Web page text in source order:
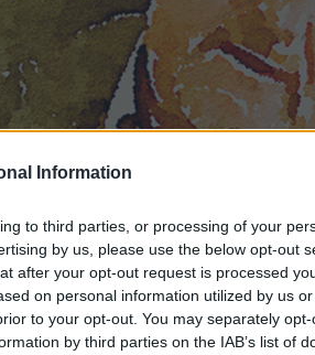
Information
to third parties, or processing of your
by us, please use the below opt-out
after your opt-out request is processed
on personal information utilized by us
to your opt-out. You may separately
by third parties on the IAB’s list of
résztvevőkről
akarat dönt